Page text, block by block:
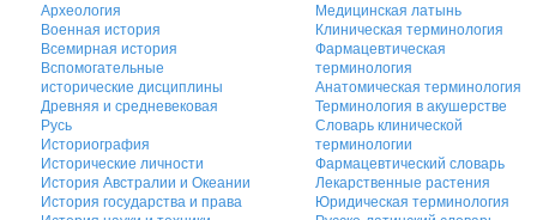
Археология
Военная история
Всемирная история
Вспомогательные
исторические дисциплины
Древняя и средневековая
Русь
Историография
Исторические личности
История Австралии и Океании
История государства и права
Медицинская латынь
Клиническая терминология
Фармацевтическая
терминология
Анатомическая терминология
Терминология в акушерстве
Словарь клинической
терминологии
Фармацевтический словарь
Лекарственные растения
Юридическая терминология